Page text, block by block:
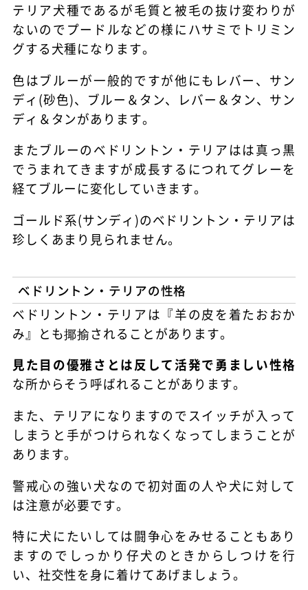
テリア犬種であるが毛質と被毛の抜け変わりが
ないのでプードルなどの様にハサミでトリミン
グする犬種になります。
色はブルーが一般的ですが他にもレバー、サン
ディ(砂色)、ブルー＆タン、レバー＆タン、サン
ディ＆タンがあります。
またブルーのベドリントン・テリアはは真っ黒
でうまれてきますが成長するにつれてグレーを
経てブルーに変化していきます。
ゴールド系(サンディ)のベドリントン・テリアは
珍しくあまり見られません。
ベドリントン・テリアの性格
ベドリントン・テリアは『羊の皮を着たおおか
み』とも揶揄されることがあります。
見た目の優雅さとは反して活発で勇ましい性格
な所からそう呼ばれることがあります。
また、テリアになりますのでスイッチが入って
しまうと手がつけられなくなってしまうことが
あります。
警戒心の強い犬なので初対面の人や犬に対して
は注意が必要です。
特に犬にたいしては闘争心をみせることもあり
ますのでしっかり仔犬のときからしつけを行
い、社交性を身に着けてあげましょう。